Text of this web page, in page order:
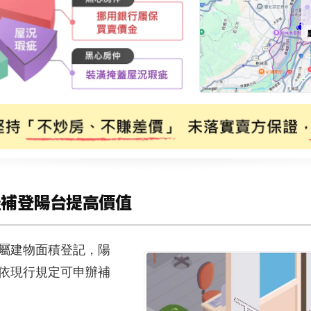
登陽台提高價值
建物面積登記，陽
現行規定可申辦補